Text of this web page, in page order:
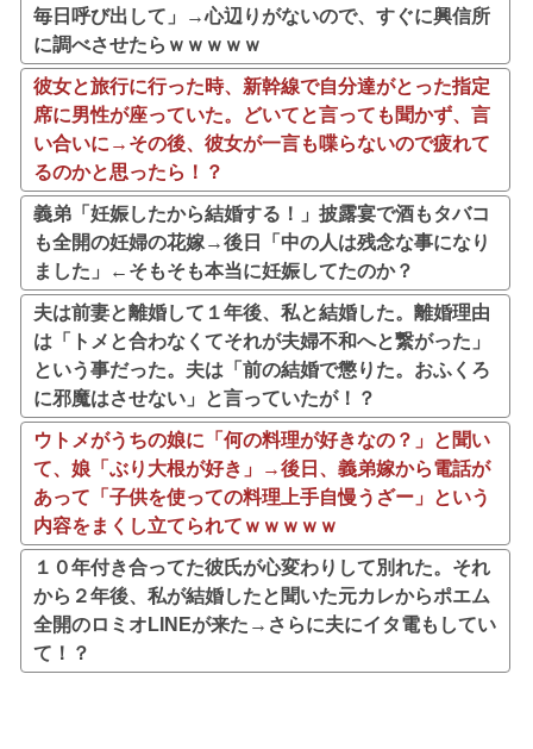
毎日呼び出して」→心辺りがないので、すぐに興信所
に調べさせたらｗｗｗｗｗ
彼女と旅行に行った時、新幹線で自分達がとった指定
席に男性が座っていた。どいてと言っても聞かず、言
い合いに→その後、彼女が一言も喋らないので疲れて
るのかと思ったら！？
義弟「妊娠したから結婚する！」披露宴で酒もタバコ
も全開の妊婦の花嫁→後日「中の人は残念な事になり
ました」←そもそも本当に妊娠してたのか？
夫は前妻と離婚して１年後、私と結婚した。離婚理由
は「トメと合わなくてそれが夫婦不和へと繋がった」
という事だった。夫は「前の結婚で懲りた。おふくろ
に邪魔はさせない」と言っていたが！？
ウトメがうちの娘に「何の料理が好きなの？」と聞い
て、娘「ぶり大根が好き」→後日、義弟嫁から電話が
あって「子供を使っての料理上手自慢うざー」という
内容をまくし立てられてｗｗｗｗｗ
１０年付き合ってた彼氏が心変わりして別れた。それ
から２年後、私が結婚したと聞いた元カレからポエム
全開のロミオLINEが来た→さらに夫にイタ電もしてい
て！？